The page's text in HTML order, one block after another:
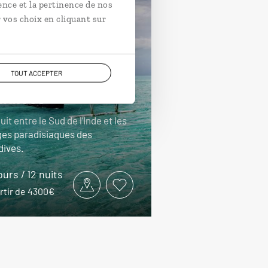
et la pertinence de nos
vos choix en cliquant sur
TOUT ACCEPTER
Indes aux
entre le Sud de l’Inde et les
paradisiaques des
/ 12 nuits
de 4300€